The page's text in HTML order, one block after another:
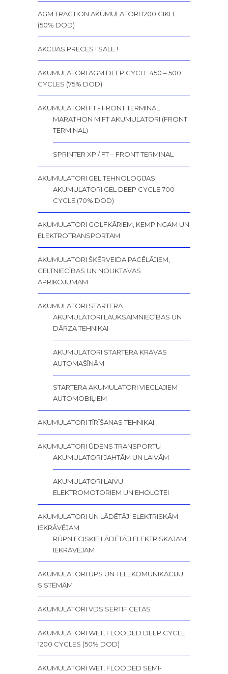
AGM TRACTION AKUMULATORI 1200 CIKLI
(50% DOD)
AKCIJAS PRECES ! SALE !
AKUMULATORI AGM DEEP CYCLE 450 – 500
CYCLES (75% DOD)
AKUMULATORI FT - FRONT TERMINAL
MARATHON M FT AKUMULATORI (FRONT
TERMINAL)
SPRINTER XP / FT – FRONT TERMINAL
AKUMULATORI GEL TEHNOLOĢIJAS
AKUMULATORI GEL DEEP CYCLE 700
CYCLE (70% DOD)
AKUMULATORI GOLFKĀRIEM, KEMPINGAM UN
ELEKTROTRANSPORTAM
AKUMULATORI ŠĶĒRVEIDA PACĒLĀJIEM,
CELTNIECĪBAS UN NOLIKTAVAS
APRĪKOJUMAM
AKUMULATORI STARTERA
AKUMULATORI LAUKSAIMNIECĪBAS UN
DĀRZA TEHNIKAI
AKUMULATORI STARTERA KRAVAS
AUTOMAŠĪNĀM
STARTERA AKUMULATORI VIEGLAJIEM
AUTOMOBIĻIEM
AKUMULATORI TĪRĪŠANAS TEHNIKAI
AKUMULATORI ŪDENS TRANSPORTU
AKUMULATORI JAHTĀM UN LAIVĀM
AKUMULATORI LAIVU
ELEKTROMOTORIEM UN EHOLOTEI
AKUMULATORI UN LĀDĒTĀJI ELEKTRISKĀM
IEKRĀVĒJAM
RŪPNIECISKIE LĀDĒTĀJI ELEKTRISKAJAM
IEKRĀVĒJAM
AKUMULATORI UPS UN TELEKOMUNIKĀCIJU
SISTĒMĀM
AKUMULATORI VDS SERTIFICĒTAS
AKUMULATORI WET, FLOODED DEEP CYCLE
1200 CYCLES (50% DOD)
AKUMULATORI WET, FLOODED SEMI-